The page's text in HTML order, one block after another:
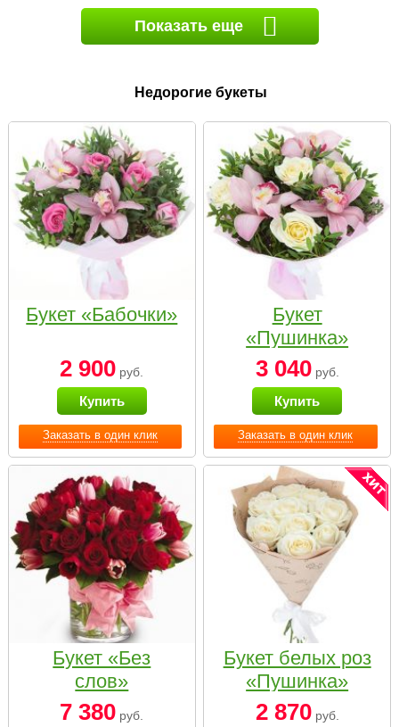
Показать еще
Недорогие букеты
Заказать в один клик
Букет «Бабочки»
2 900 руб.
Купить
Заказать в один клик
Букет
«Пушинка»
3 040руб.
Купить
Букет «Без
слов»
7 380 руб.
Букет белых роз
«Пушинка»
2 870руб.